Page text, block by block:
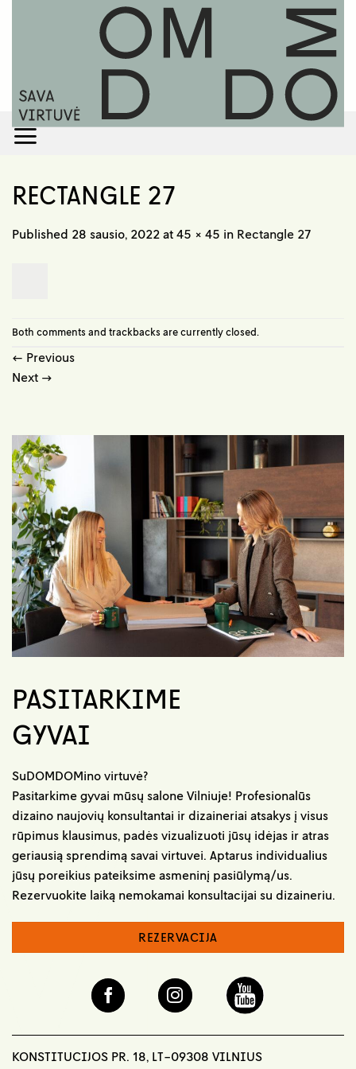
RECTANGLE 27
Published 28 sausio, 2022 at 45 × 45 in Rectangle 27
Both comments and trackbacks are currently closed.
← Previous
Next →
PASITARKIME
GYVAI
SuDOMDOMino virtuvė?
Pasitarkime gyvai mūsų salone Vilniuje! Profesionalūs
dizaino naujovių konsultantai ir dizaineriai atsakys į visus
rūpimus klausimus, padės vizualizuoti jūsų idėjas ir atras
geriausią sprendimą savai virtuvei. Aptarus individualius
jūsų poreikius pateiksime asmeninį pasiūlymą/us.
Rezervuokite laiką nemokamai konsultacijai su dizaineriu.
REZERVACIJA
KONSTITUCIJOS PR. 18, LT-09308 VILNIUS